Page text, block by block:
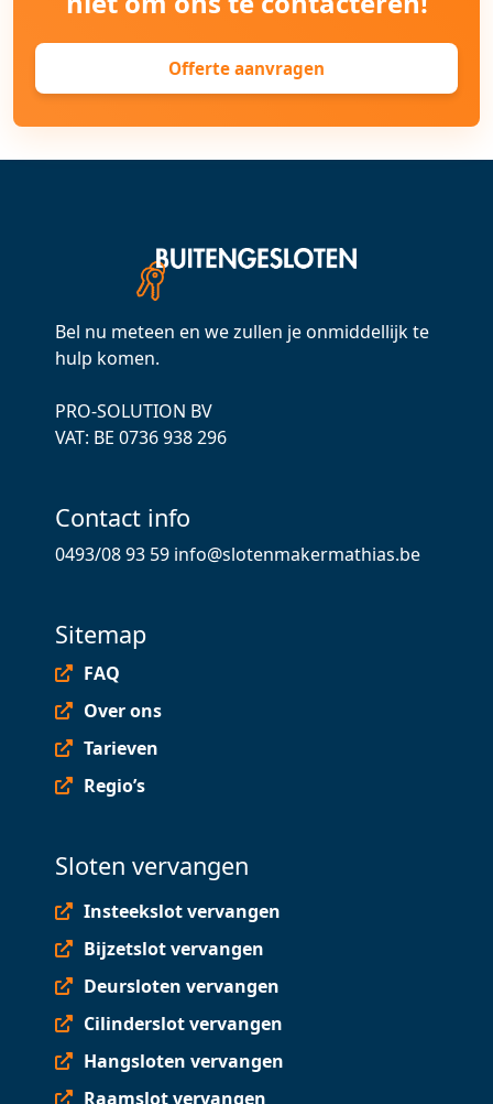
Offerte aanvragen
Bel nu meteen en we zullen je onmiddellijk te
hulp komen.
PRO-SOLUTION BV
VAT: ВЕ 0736 938 296
Contact info
0493/08 93 59 info@slotenmakermathias.be
Sitemap
FAQ
Over ons
Tarieven
Regio’s
Sloten vervangen
Insteekslot vervangen
Bijzetslot vervangen
Deursloten vervangen
Cilinderslot vervangen
Hangsloten vervangen
Raamslot vervangen